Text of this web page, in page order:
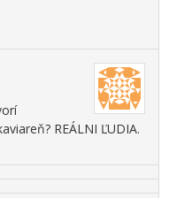
REÁLNI ĽUDIA.